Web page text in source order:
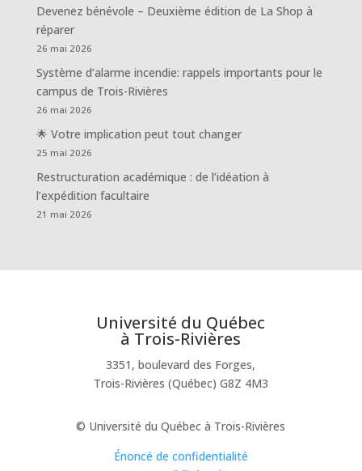
Devenez bénévole – Deuxième édition de La Shop à
réparer
26 mai 2026
Système d’alarme incendie: rappels importants pour le
campus de Trois-Rivières
26 mai 2026
🌟 Votre implication peut tout changer
25 mai 2026
Restructuration académique : de l’idéation à
l’expédition facultaire
21 mai 2026
Université du Québec
à Trois-Rivières
3351, boulevard des Forges,
Trois-Rivières (Québec) G8Z 4M3
© Université du Québec à Trois-Rivières
Énoncé de confidentialité